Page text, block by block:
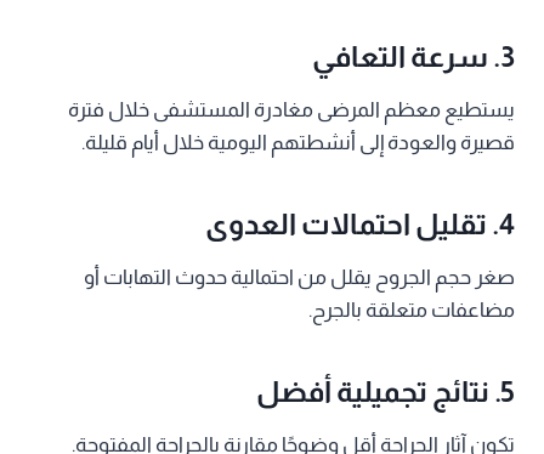
3. سرعة التعافي
يستطيع معظم المرضى مغادرة المستشفى خلال فترة
قصيرة والعودة إلى أنشطتهم اليومية خلال أيام قليلة.
4. تقليل احتمالات العدوى
صغر حجم الجروح يقلل من احتمالية حدوث التهابات أو
مضاعفات متعلقة بالجرح.
5. نتائج تجميلية أفضل
تكون آثار الجراحة أقل وضوحًا مقارنة بالجراحة المفتوحة.